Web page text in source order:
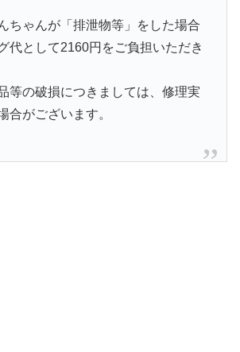
ちゃんが「排泄物等」をした場合
代として2160円をご負担いただき
等の破損につきましては、修理実
合がございます。